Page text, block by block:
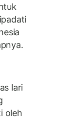
lari
oleh